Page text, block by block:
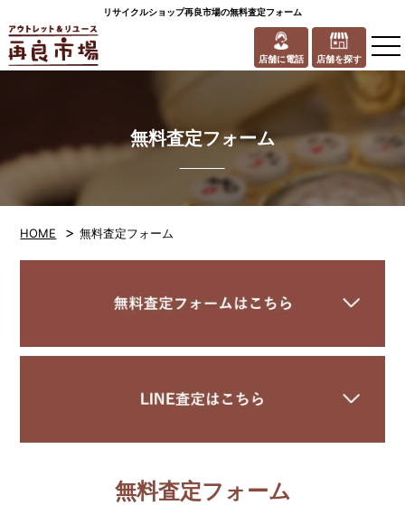
リサイクルショップ再良市場の無料査定フォーム
店舗に電話 店舗を探す
無料査定フォーム
HOME >無料査定フォーム
無料査定フォーム